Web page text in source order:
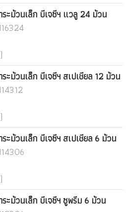
ระม้วนเล็ก บีเจซีฯ แวลู 24 ม้วน
ระม้วนเล็ก บีเจซีฯ สเปเชียล 12 ม้วน
ระม้วนเล็ก บีเจซีฯ สเปเชียล 6 ม้วน
ระม้วนเล็ก บีเจซีฯ ซูพรีม 6 ม้วน